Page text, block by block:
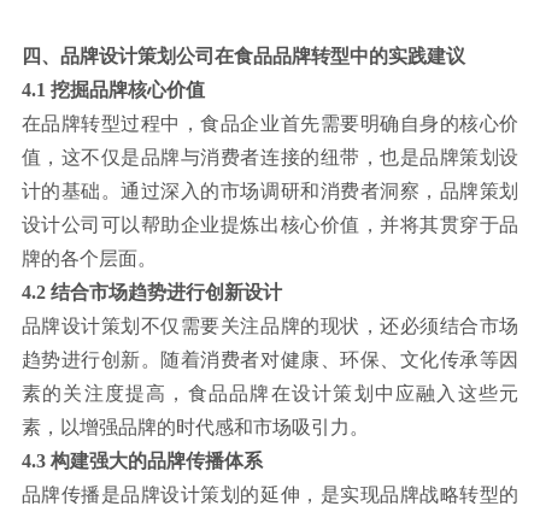
四、品牌设计策划公司在食品品牌转型中的实践建议
4.1 挖掘品牌核心价值
在品牌转型过程中，食品企业首先需要明确自身的核心价
值，这不仅是品牌与消费者连接的纽带，也是品牌策划设
计的基础。通过深入的市场调研和消费者洞察，品牌策划
设计公司可以帮助企业提炼出核心价值，并将其贯穿于品
牌的各个层面。
4.2 结合市场趋势进行创新设计
品牌设计策划不仅需要关注品牌的现状，还必须结合市场
趋势进行创新。随着消费者对健康、环保、文化传承等因
素的关注度提高，食品品牌在设计策划中应融入这些元
素，以增强品牌的时代感和市场吸引力。
4.3 构建强大的品牌传播体系
品牌传播是品牌设计策划的延伸，是实现品牌战略转型的